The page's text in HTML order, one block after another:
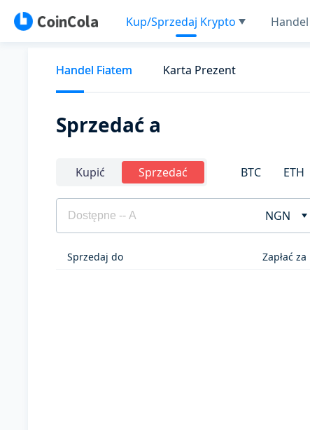
Kup/Sprzedaj Krypto Handel
Handel Fiatem Karta Prezent
Sprzedać a
Kupić Sprzedać BTC ETH
NGN
Sprzedaj do Zapłać